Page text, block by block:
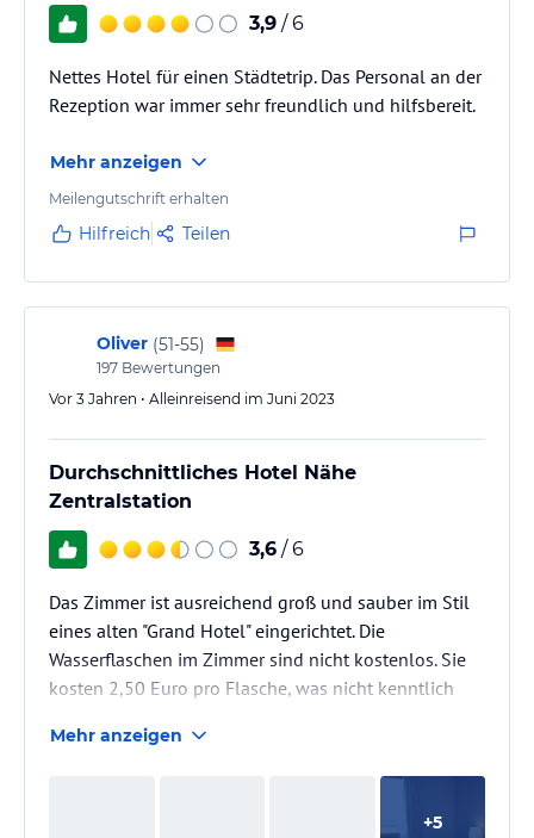
3,9 / 6
Nettes Hotel für einen Städtetrip. Das Personal an der
Rezeption war immer sehr freundlich und hilfsbereit.
Mehr anzeigen
Meilengutschrift erhalten
Hilfreich Teilen
Oliver (51-55)
197 Bewertungen
Vor 3 Jahren • Alleinreisend im Juni 2023
Durchschnittliches Hotel Nähe
Zentralstation
3,6 / 6
Das Zimmer ist ausreichend groß und sauber im Stil
eines alten "Grand Hotel" eingerichtet. Die
Wasserflaschen im Zimmer sind nicht kostenlos. Sie
kosten 2,50 Euro pro Flasche, was nicht kenntlich
Preisliste, die nur über den Fernseher einzusehen ist.
Mehr anzeigen
+5